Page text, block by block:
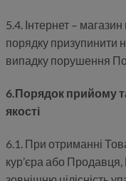
5.4. Інтернет –
порядку призупинити
випадку порушення
6.Порядок прийому
якості
6.1. При отриманні
кур’єра або